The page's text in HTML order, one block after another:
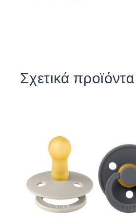
Σχετικά προϊόντα